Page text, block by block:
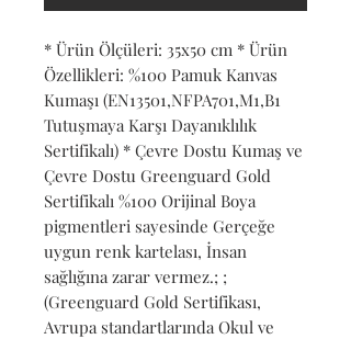
* Ürün Ölçüleri: 35x50 cm * Ürün
Özellikleri: %100 Pamuk Kanvas
Kumaşı (EN13501,NFPA701,M1,B1
Tutuşmaya Karşı Dayanıklılık
Sertifikalı) * Çevre Dostu Kumaş ve
Çevre Dostu Greenguard Gold
Sertifikalı %100 Orijinal Boya
pigmentleri sayesinde Gerçeğe
uygun renk kartelası, İnsan
sağlığına zarar vermez.; ;
(Greenguard Gold Sertifikası,
Avrupa standartlarında Okul ve